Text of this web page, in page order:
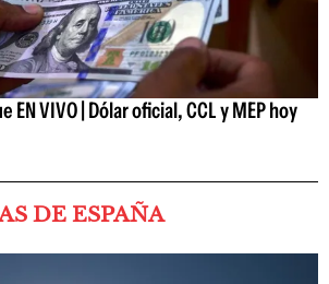
EN VIVO | Dólar oficial, CCL y MEP hoy
DE ESPAÑA